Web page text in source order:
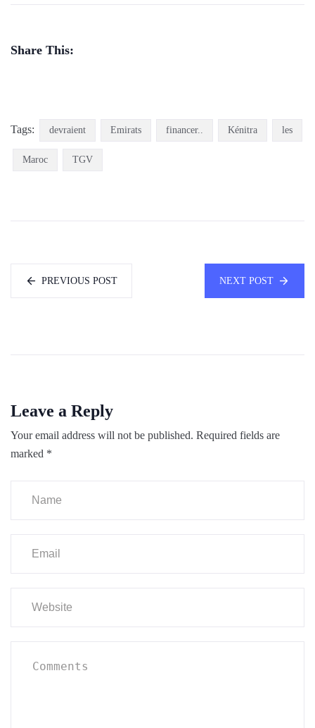
Share This:
Tags: devraient Emirats financer.. Kénitra les
Maroc TGV
PREVIOUS POST NEXT POST
Leave a Reply
Your email address will not be published. Required fields are
marked *